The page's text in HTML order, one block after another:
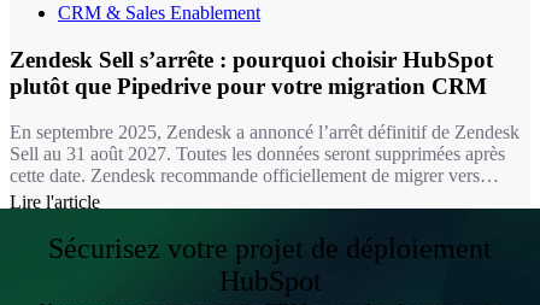
CRM & Sales Enablement
Zendesk Sell s’arrête : pourquoi choisir HubSpot
plutôt que Pipedrive pour votre migration CRM
En septembre 2025, Zendesk a annoncé l’arrêt définitif de Zendesk
Sell au 31 août 2027. Toutes les données seront supprimées après
cette date. Zendesk recommande officiellement de migrer vers
Pipedrive. Mais est-ce vraiment le meilleur choix ? Pour les
HubSpot est une option nettement plus ambitieuse et souvent plus
pertinente.
Lire l'article
Sécurisez votre projet de déploiement
HubSpot